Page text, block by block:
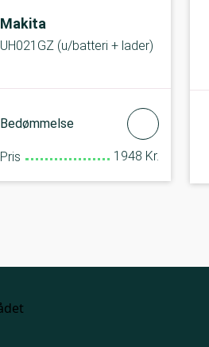
Makita
UH021GZ (u/batteri + lader)
Bedømmelse
Pris 1948 Kr.